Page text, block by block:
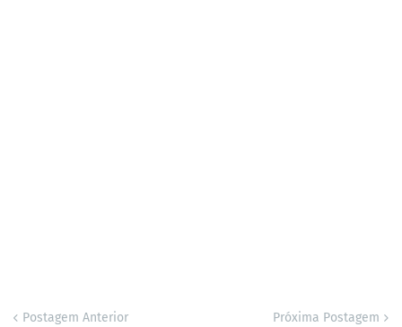
Postagem Anterior Próxima Postagem